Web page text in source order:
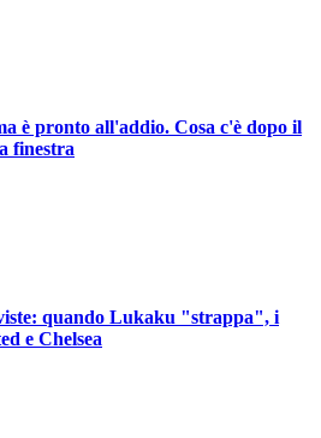
è pronto all'addio. Cosa c'è dopo il
finestra
quando Lukaku "strappa", i
e Chelsea